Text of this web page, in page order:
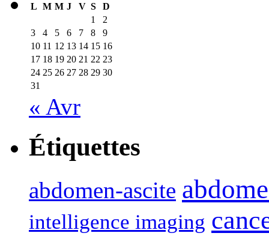
L M M J V S
D
1
2
3
4 5 6 7 8
9
10 11 12 13 14 15 16
17 18 19 20 21 22 23
24 25 26 27 28 29 30
31
« Avr
Étiquettes
abdomen-ascite
intelligence imaging